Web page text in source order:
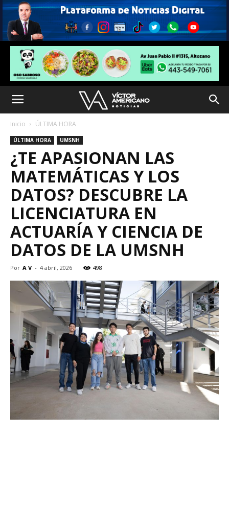
Inicio ÚLTIMA HORA
ÚLTIMA HORA UMSNH
¿TE APASIONAN LAS
MATEMÁTICAS Y LOS
DATOS? DESCUBRE LA
LICENCIATURA EN
ACTUARÍA Y CIENCIA DE
DATOS DE LA UMSNH
Por A V - 4 abril, 2026 498